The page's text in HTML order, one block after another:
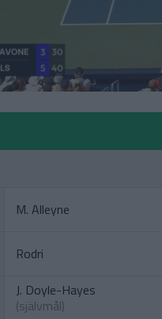
M. Alleyne
Rodri
J. Doyle-Hayes
(självmål)